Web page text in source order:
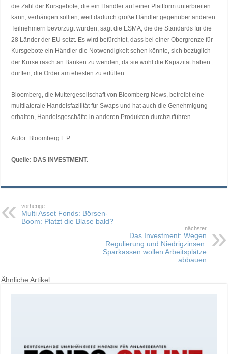
die Zahl der Kursgebote, die ein Händler auf einer Plattform unterbreiten
kann, verhängen sollten, weil dadurch große Händler gegenüber anderen
Teilnehmern bevorzugt würden, sagt die ESMA, die die Standards für die
28 Länder der EU setzt. Es wird befürchtet, dass bei einer Obergrenze für
Kursgebote ein Händler die Notwendigkeit sehen könnte, sich bezüglich
der Kurse rasch an Banken zu wenden, da sie wohl die Kapazität haben
dürften, die Order am ehesten zu erfüllen.
Bloomberg, die Muttergesellschaft von Bloomberg News, betreibt eine
multilaterale Handelsfazilität für Swaps und hat auch die Genehmigung
erhalten, Handelsgeschäfte in anderen Produkten durchzuführen.
Autor: Bloomberg L.P.
Quelle: DAS INVESTMENT.
vorherige
Multi Asset Fonds: Börsen-
Boom: Platzt die Blase bald?
nächster
Das Investment: Wegen
Regulierung und Niedrigzinsen:
Sparkassen wollen Arbeitsplätze
abbauen
Ähnliche Artikel